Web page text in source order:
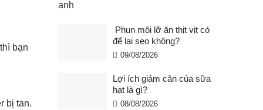
bạn
bị tan.
Phun môi lỡ ăn thịt vịt có
để lại sẹo không?
09/08/2026
Lợi ích giảm cân của sữa
hạt là gì?
08/08/2026